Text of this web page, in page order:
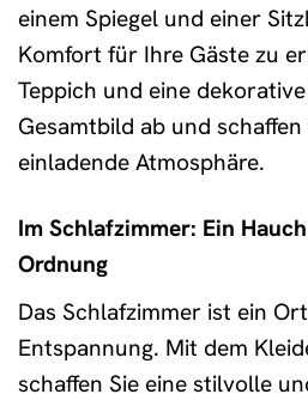
einem Spiegel und einer
Komfort für Ihre Gäste zu
Teppich und eine
Gesamtbild ab und
einladende Atmosphäre.
Im Schlafzimmer: Ein
Ordnung
Das Schlafzimmer ist ein
Entspannung. Mit dem
schaffen Sie eine stilvolle